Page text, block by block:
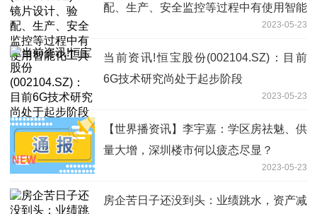
配、生产、安全监控等过程中有使用智能
2023-05-23
当前资讯!恒宝股份(002104.SZ)：目前
6G技术研究尚处于起步阶段
2023-05-23
【世界播资讯】李宇嘉：学区房祛魅、供
量大增，深圳楼市何以疲态尽显？
2023-05-23
房企苦日子还没到头：业绩跳水，资产减